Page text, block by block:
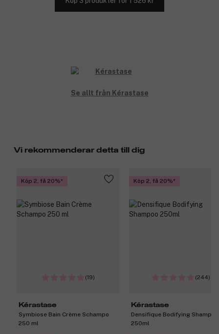
Se allt från Kérastase
Vi rekommenderar detta till dig
Köp 2, få 20%
(19)
Kérastase
Symbiose Bain Crème Schampo
250 ml
Köp 2, få 20%
(244)
Kérastase
Densifique Bodifying Shampoo
250ml